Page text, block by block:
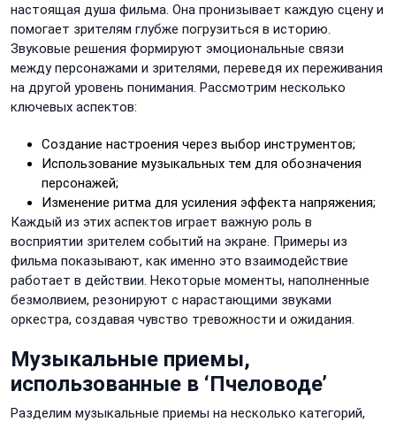
настоящая душа фильма. Она пронизывает каждую сцену и
помогает зрителям глубже погрузиться в историю.
Звуковые решения формируют эмоциональные связи
между персонажами и зрителями, переведя их переживания
на другой уровень понимания. Рассмотрим несколько
ключевых аспектов:
Создание настроения через выбор инструментов;
Использование музыкальных тем для обозначения
персонажей;
Изменение ритма для усиления эффекта напряжения;
Каждый из этих аспектов играет важную роль в
восприятии зрителем событий на экране. Примеры из
фильма показывают, как именно это взаимодействие
работает в действии. Некоторые моменты, наполненные
безмолвием, резонируют с нарастающими звуками
оркестра, создавая чувство тревожности и ожидания.
Музыкальные приемы,
использованные в ‘Пчеловоде’
Разделим музыкальные приемы на несколько категорий,